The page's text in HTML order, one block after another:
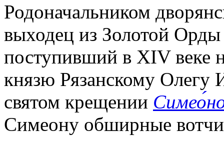
Родоначальником
выходец из Золотой
поступивший в XIV веке
князю Рязанскому Олегу
святом крещении
Симеону обширные